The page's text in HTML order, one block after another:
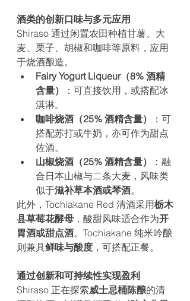
酒类的创新口味与多元应用
Shiraso 通过闲置农田种植甘薯、大
麦、栗子、胡椒和咖啡等原料，应用
于烧酒酿造。
Fairy Yogurt Liqueur（8% 酒精
含量）
：可直接饮用，或搭配冰
淇淋。
咖啡烧酒（25% 酒精含量）
：可
搭配苏打或牛奶，亦可作为甜点
佐酒。
山椒烧酒（25% 酒精含量）
：融
合日本山椒与二条大麦，风味类
似于滋补草本酒或琴酒。
此外，Tochiakane Red 清酒采用栃木
县草莓花酵母 ，酸甜风味适合作为开
胃酒或甜点酒。Tochiakane 纯米吟酿
则兼具鲜味与酸度 ，可搭配正餐。
通过创新和可持续性实现盈利
Shiraso 正在探索威士忌桶陈酿的清